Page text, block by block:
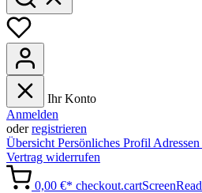
Ihr Konto
Anmelden
oderregistrieren
Übersicht Persönliches Profil Adressen
Vertrag widerrufen
0,00 €*